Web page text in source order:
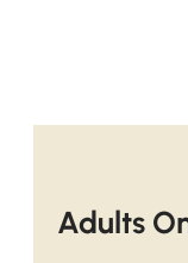
Adults